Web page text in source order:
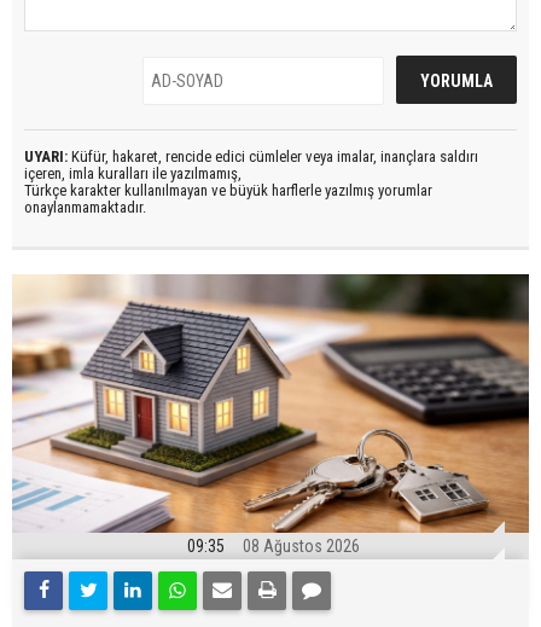
UYARI: Küfür, hakaret, rencide edici cümleler veya imalar, inançlara saldırı
içeren, imla kuralları ile yazılmamış,
Türkçe karakter kullanılmayan ve büyük harflerle yazılmış yorumlar
onaylanmamaktadır.
09:35 08 Ağustos 2026